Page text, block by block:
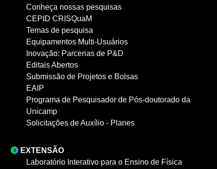
Conheça nossas pesquisas
CEPID CRISQuaM
Temas de pesquisa
Equipamentos Multi-Usuários
Inovação: Parcerias de P&D
Editais Abertos
Submissão de Projetos e Bolsas
EAIP
Programa de Pesquisador de Pós-doutorado da
Unicamp
Solicitações de Auxílio - Planes
EXTENSÃO
Laboratório Interativo para o Ensino de Física